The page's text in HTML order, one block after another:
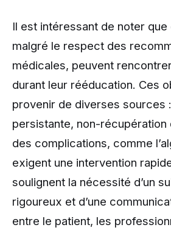
Il est intéressant de noter
malgré le respect des
médicales, peuvent
durant leur rééducation. Ces
provenir de diverses sources
persistante, non-récupération
des complications, comme
exigent une intervention
soulignent la nécessité d’un
rigoureux et d’une
entre le patient, les